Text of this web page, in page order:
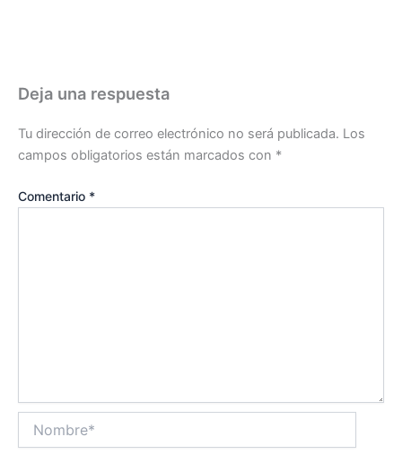
Deja una respuesta
Tu dirección de correo electrónico no será publicada. Los
campos obligatorios están marcados con *
Comentario *